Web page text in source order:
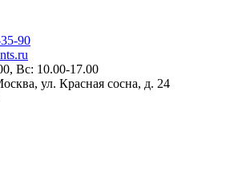
90
Вс: 10.00-17.00
, ул. Красная сосна, д. 24